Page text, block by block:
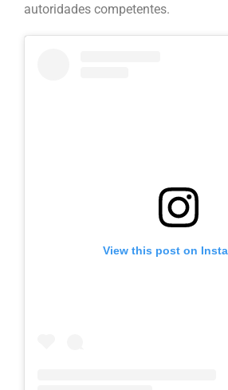
autoridades competentes.
View this post on